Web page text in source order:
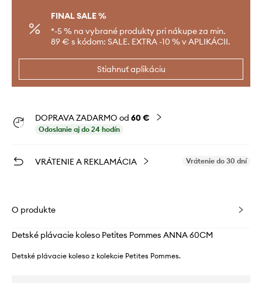
FINAL SALE %
*-5 % na vybrané produkty pri nákupe za min.
89 € s kódom: SALE. EXTRA -10 % v APLIKÁCII.
Stiahnuť aplikáciu
DOPRAVA ZADARMO od 60 €
Odoslanie aj do 24 hodín
VRÁTENIE A REKLAMÁCIA Vrátenie do 30 dní
O produkte
Detské plávacie koleso Petites Pommes ANNA 60CM
Detské plávacie koleso z kolekcie Petites Pommes.